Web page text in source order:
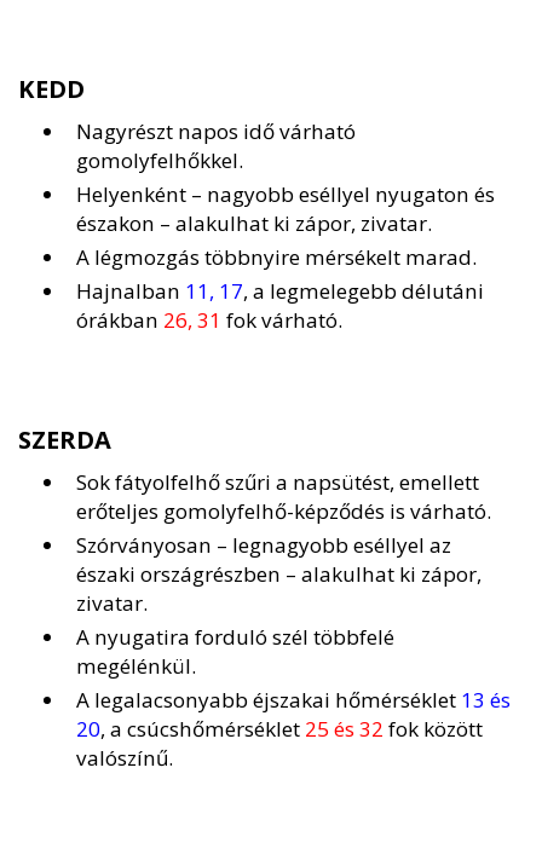
KEDD
Nagyrészt napos idő várható
gomolyfelhőkkel.
Helyenként – nagyobb eséllyel nyugaton és
északon – alakulhat ki zápor, zivatar.
A légmozgás többnyire mérsékelt marad.
Hajnalban 11, 17, a legmelegebb délutáni
órákban 26, 31 fok várható.
SZERDA
Sok fátyolfelhő szűri a napsütést, emellett
erőteljes gomolyfelhő-képződés is várható.
Szórványosan – legnagyobb eséllyel az
északi országrészben – alakulhat ki zápor,
zivatar.
A nyugatira forduló szél többfelé
megélénkül.
A legalacsonyabb éjszakai hőmérséklet 13 és
20, a csúcshőmérséklet 25 és 32 fok között
valószínű.